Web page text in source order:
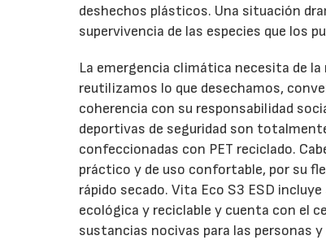
deshechos plásticos. Una situación
supervivencia de las especies que los
La emergencia climática necesita de
reutilizamos lo que desechamos,
coherencia con su responsabilidad
deportivas de seguridad son
confeccionadas con PET reciclado.
práctico y de uso confortable, por su
rápido secado. Vita Eco S3 ESD
ecológica y reciclable y cuenta con el
sustancias nocivas para las personas